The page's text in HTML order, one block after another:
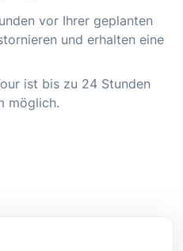
vor Ihrer geplanten
und erhalten eine
ist bis zu 24 Stunden
möglich.